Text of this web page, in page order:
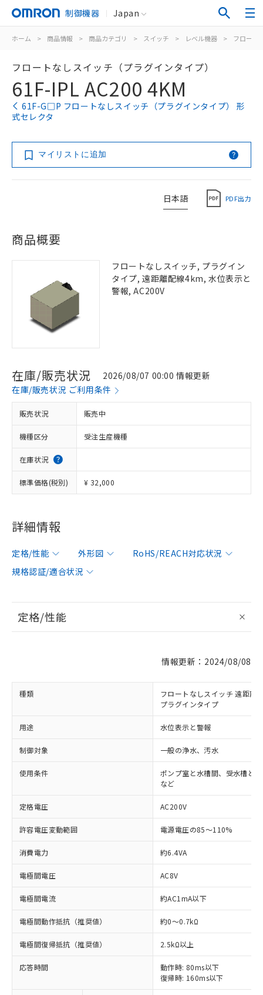
制御機器 Japan
ホーム > 商品情報 > 商品カテゴリ > スイッチ > レベル機器 > フロート
フロートなしスイッチ（プラグインタイプ）
61F-IPL AC200 4KM
61F-G□P フロートなしスイッチ（プラグインタイプ） 形
式セレクタ
マイリストに追加
日本語 PDF出力
商品概要
フロートなしスイッチ, プラグイン
タイプ, 遠距離配線4km, 水位表示と
警報, AC200V
在庫/販売状況
2026/08/07 00:00 情報更新
在庫/販売状況 ご利用条件
販売状況 販売中
機種区分 受注生産機種
在庫状況
標準価格(税別) ¥ 32,000
詳細情報
定格/性能 外形図
RoHS/REACH対応状況
規格認証/適合状況
定格/性能
情報更新：2024/08/08
種類
フロートなしスイッチ 遠距離
プラグインタイプ
用途 水位表示と警報
制御対象 一般の浄水、汚水
使用条件
ポンプ室と水槽間、受水槽と
など
定格電圧 AC200V
許容電圧変動範囲 電源電圧の85～110%
消費電力 約6.4VA
電極間電圧 AC8V
電極間電流 約AC1mA以下
電極間動作抵抗（推奨値） 約0～0.7kΩ
電極間復帰抵抗（推奨値） 2.5kΩ以上
応答時間
動作時: 80ms以下
復帰時: 160ms以下
ご利用条件
以下の条件をお読みいただき、同意のうえ
非含有に対応した製品が提供可能な商品で
す。
有に対応した製品に切り替える予定のある
対応予定なし：EU RoHS指令（10物質）の
非含有に非対応の商品で、対応品を出す予